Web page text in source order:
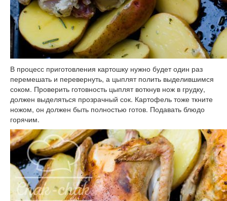
В процесс приготовления картошку нужно будет один раз
перемешать и перевернуть, а цыплят полить выделившимся
соком. Проверить готовность цыплят воткнув нож в грудку,
должен выделяться прозрачный сок. Картофель тоже ткните
ножом, он должен быть полностью готов. Подавать блюдо
горячим.